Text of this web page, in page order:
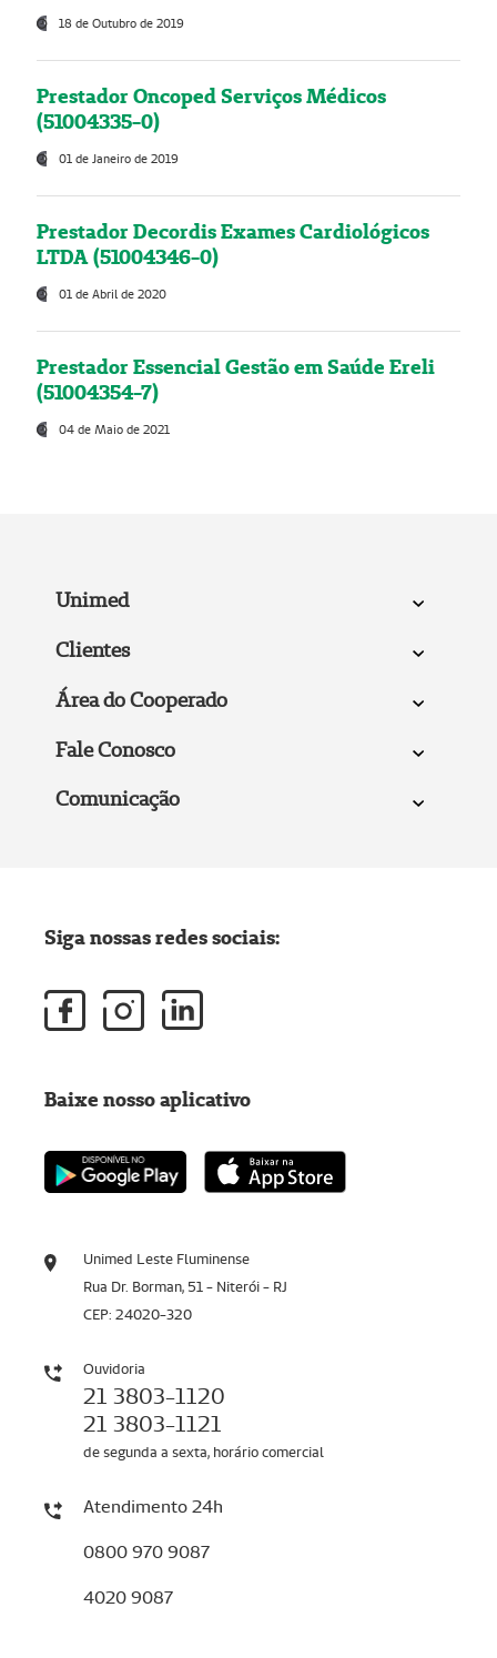
18 de Outubro de 2019
Prestador Oncoped Serviços Médicos
(51004335-0)
01 de Janeiro de 2019
Prestador Decordis Exames Cardiológicos
LTDA (51004346-0)
01 de Abril de 2020
Prestador Essencial Gestão em Saúde Ereli
(51004354-7)
04 de Maio de 2021
Unimed
Clientes
Área do Cooperado
Fale Conosco
Comunicação
Unimed Leste Fluminense
Rua Dr. Borman, 51 - Niterói - RJ
CEP: 24020-320
Ouvidoria
21 3803-1120
21 3803-1121
de segunda a sexta, horário comercial
Atendimento 24h
0800 970 9087
4020 9087
Siga nossas redes sociais:
Baixe nosso aplicativo